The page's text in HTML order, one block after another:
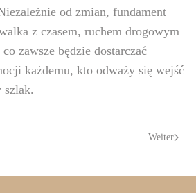
od zmian, fundament
z czasem, ruchem drogowym
zawsze będzie dostarczać
każdemu, kto odważy się wejść
szlak.
Weiter